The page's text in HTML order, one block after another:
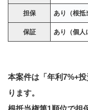
担保 あり（根抵
保証 あり（個人
本案件は「年利7%+
ります。